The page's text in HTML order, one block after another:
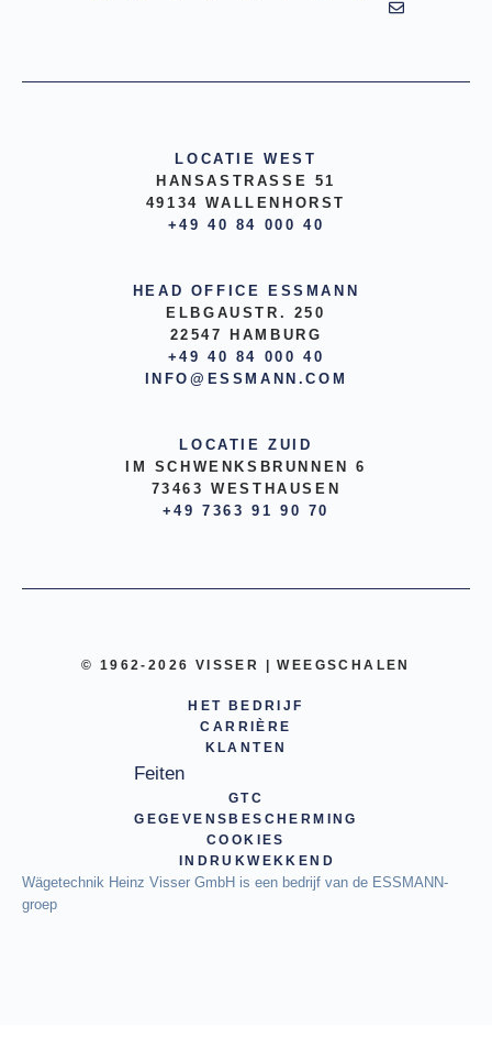
LOCATIE WEST
HANSASTRASSE 51
49134 WALLENHORST
+49 40 84 000 40
HEAD OFFICE ESSMANN
ELBGAUSTR. 250
22547 HAMBURG
+49 40 84 000 40
INFO@ESSMANN.COM
LOCATIE ZUID
IM SCHWENKSBRUNNEN 6
73463 WESTHAUSEN
+49 7363 91 90 70
© 1962-2026 VISSER | WEEGSCHALEN
HET BEDRIJF
CARRIÈRE
KLANTEN
Feiten
GTC
GEGEVENSBESCHERMING
COOKIES
INDRUKWEKKEND
Wägetechnik Heinz Visser GmbH is een bedrijf van de ESSMANN-
groep